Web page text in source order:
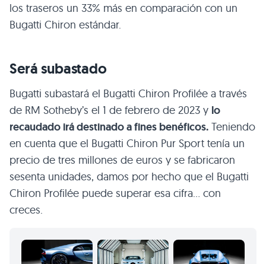
los traseros un 33% más en comparación con un
Bugatti Chiron estándar.
Será subastado
Bugatti subastará el Bugatti Chiron Profilée a través
de RM Sotheby’s el 1 de febrero de 2023 y lo
recaudado irá destinado a fines benéficos. Teniendo
en cuenta que el Bugatti Chiron Pur Sport tenía un
precio de tres millones de euros y se fabricaron
sesenta unidades, damos por hecho que el Bugatti
Chiron Profilée puede superar esa cifra… con
creces.